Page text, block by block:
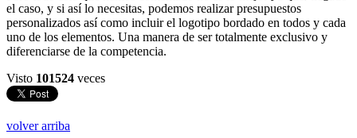
el caso, y si así lo necesitas, podemos realizar presupuestos
personalizados así como incluir el logotipo bordado en todos y cada
uno de los elementos. Una manera de ser totalmente exclusivo y
diferenciarse de la competencia.
Visto 101524 veces
volver arriba